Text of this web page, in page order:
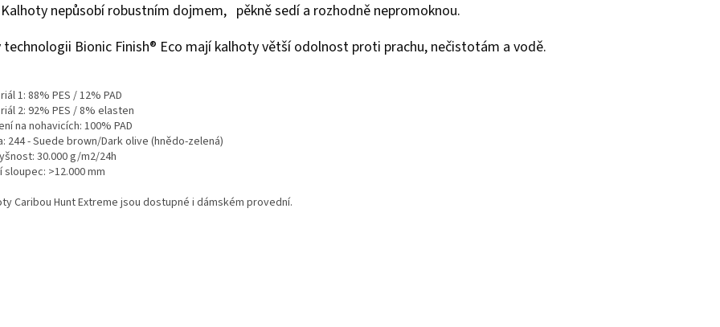
Kalhoty nepůsobí robustním dojmem, pěkně sedí a rozhodně nepromoknou.
technologii Bionic Finish® Eco mají kalhoty větší odolnost proti prachu, nečistotám a vodě.
1: 88% PES / 12% PAD
2: 92% PES / 8% elasten
na nohavicích: 100% PAD
244 - Suede brown/Dark olive (hnědo-zelená)
30.000 g/m2/24h
sloupec: >12.000 mm
Caribou Hunt Extreme jsou dostupné i dámském provední.